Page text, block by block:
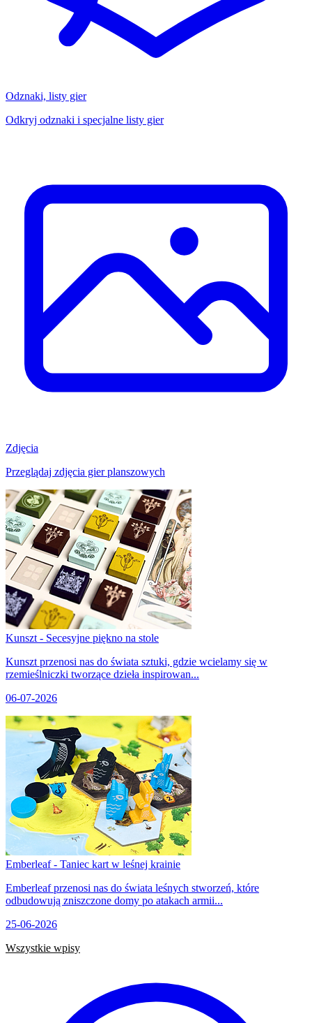
Odznaki, listy gier
Odkryj odznaki i specjalne listy gier
Zdjęcia
Przeglądaj zdjęcia gier planszowych
Kunszt - Secesyjne piękno na stole
Kunszt przenosi nas do świata sztuki, gdzie wcielamy się w
rzemieślniczki tworzące dzieła inspirowan...
06-07-2026
Emberleaf - Taniec kart w leśnej krainie
Emberleaf przenosi nas do świata leśnych stworzeń, które
odbudowują zniszczone domy po atakach armii...
25-06-2026
Wszystkie wpisy